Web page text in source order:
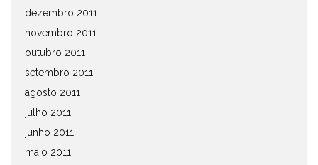
dezembro 2011
novembro 2011
outubro 2011
setembro 2011
agosto 2011
julho 2011
junho 2011
maio 2011